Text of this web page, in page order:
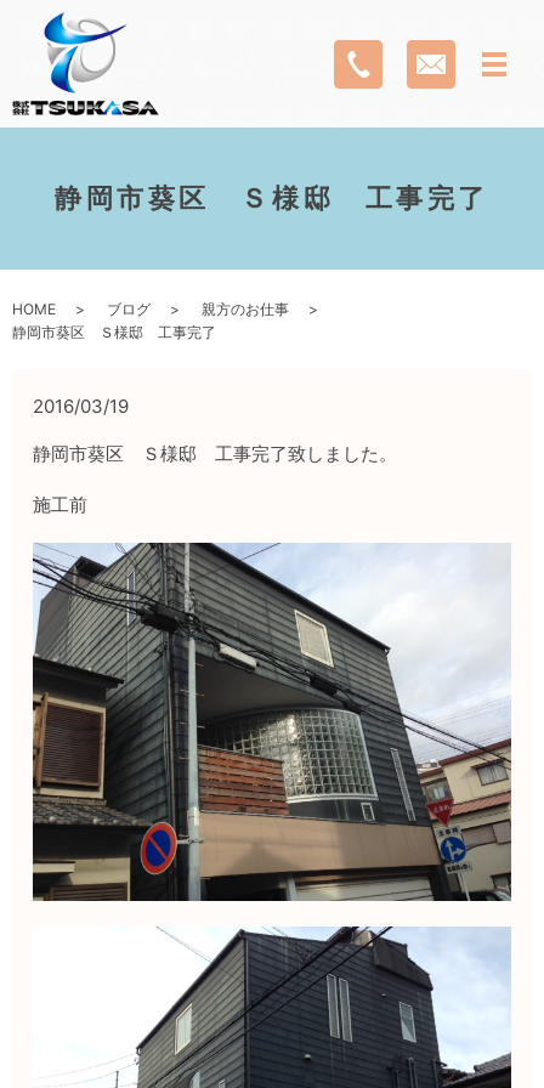
静岡市葵区 Ｓ様邸 工事完了
HOME ブログ
親方のお仕事
静岡市葵区 Ｓ様邸 工事完了
2016/03/19
静岡市葵区 Ｓ様邸 工事完了致しました。
施工前